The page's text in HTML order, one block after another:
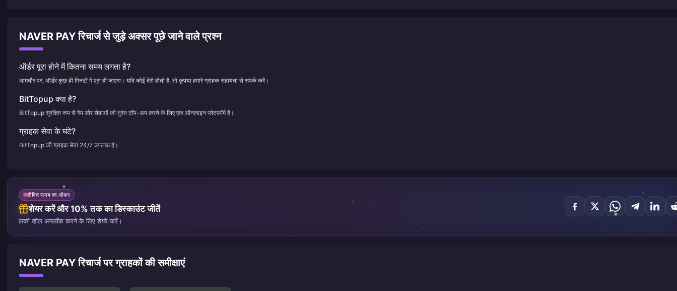
NAVER PAY रिचार्ज से जुड़े अक्सर पूछे जाने वाले प्रश्न
ऑर्डर पूरा होने में कितना समय लगता है?
आमतौर पर, ऑर्डर कुछ ही मिनटों में पूरा हो जाएगा। यदि कोई देरी होती है, तो कृपया हमारे ग्राहक सहायता से संपर्क करें।
BitTopup क्या है?
BitTopup सुरक्षित रूप से गेम और सेवाओं को तुरंत टॉप-अप करने के लिए एक ऑनलाइन प्लेटफ़ॉर्म है।
ग्राहक सेवा के घंटे?
BitTopup की ग्राहक सेवा 24/7 उपलब्ध है।
सीमित समय का ऑफर
शेयर करें और 10% तक का डिस्काउंट जीतें
लकी व्हील अनलॉक करने के लिए शेयर करें।
NAVER PAY रिचार्ज पर ग्राहकों की समीक्षाएं